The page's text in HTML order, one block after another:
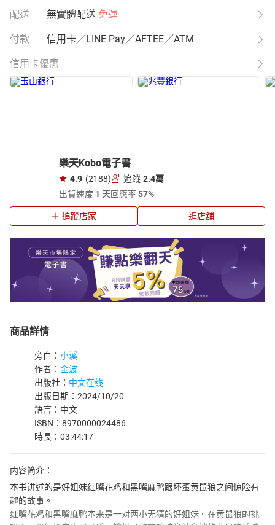
配送 無實體配送 免運
付款 信用卡／LINE Pay／AFTEE／ATM
信用卡優惠
樂天Kobo電子書
4.9 (2188) 追蹤 2.4萬
出貨速度 1 天回應率57%
追蹤店家 逛店舖
商品詳情
旁白： 小溪
作者： 金波
出版社： 中文在线
出版日期：2024/10/20
語言：中文
ISBN：8970000024486
時長：03:44:17
内容简介：
本书讲述的是好姐妹红嘴花鸡和黑嘴麻鸭跟坏蛋黄鼠狼之间惊险有
趣的故事。
红嘴花鸡和黑嘴麻鸭本来是一对两小无猜的好姐妹。在黄鼠狼的挑